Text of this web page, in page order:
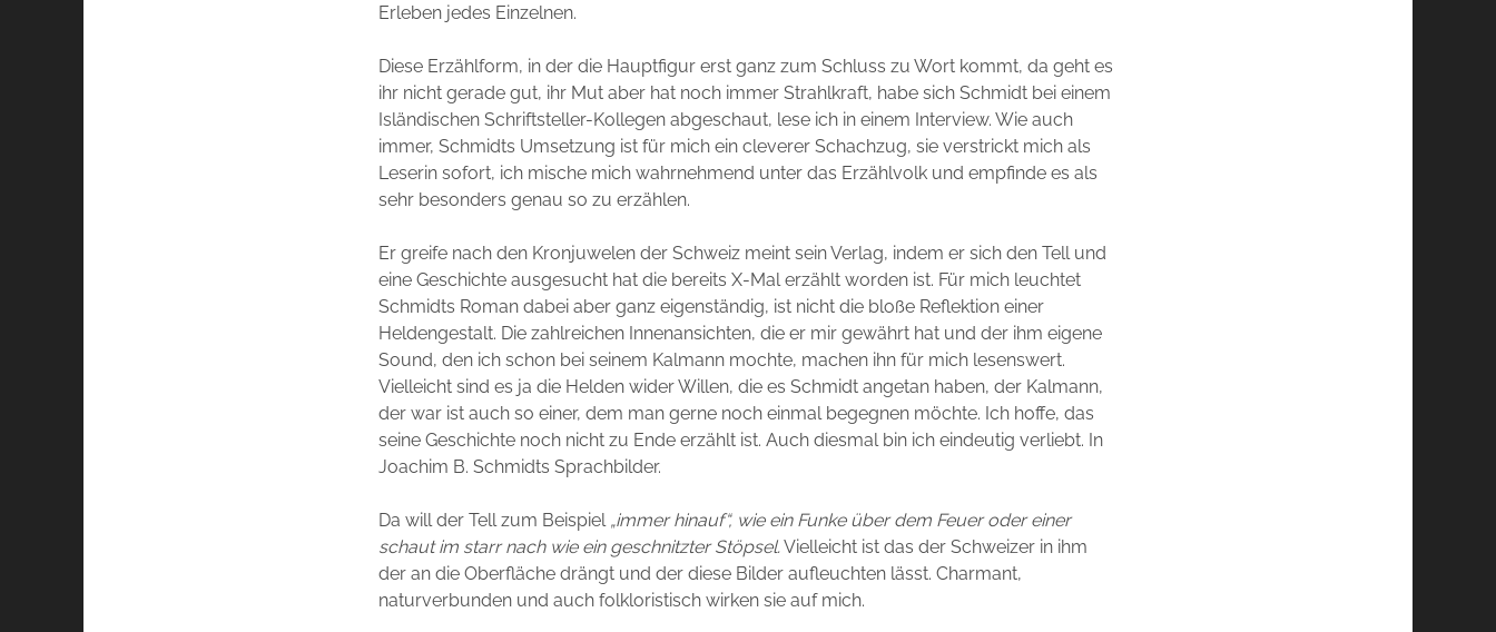
Erleben jedes Einzelnen.
Diese Erzählform, in der die Hauptfigur erst ganz zum Schluss zu Wort kommt, da geht es
ihr nicht gerade gut, ihr Mut aber hat noch immer Strahlkraft, habe sich Schmidt bei einem
Isländischen Schriftsteller-Kollegen abgeschaut, lese ich in einem Interview. Wie auch
immer, Schmidts Umsetzung ist für mich ein cleverer Schachzug, sie verstrickt mich als
Leserin sofort, ich mische mich wahrnehmend unter das Erzählvolk und empfinde es als
sehr besonders genau so zu erzählen.
Er greife nach den Kronjuwelen der Schweiz meint sein Verlag, indem er sich den Tell und
eine Geschichte ausgesucht hat die bereits X-Mal erzählt worden ist. Für mich leuchtet
Schmidts Roman dabei aber ganz eigenständig, ist nicht die bloße Reflektion einer
Heldengestalt. Die zahlreichen Innenansichten, die er mir gewährt hat und der ihm eigene
Sound, den ich schon bei seinem Kalmann mochte, machen ihn für mich lesenswert.
Vielleicht sind es ja die Helden wider Willen, die es Schmidt angetan haben, der Kalmann,
der war ist auch so einer, dem man gerne noch einmal begegnen möchte. Ich hoffe, das
seine Geschichte noch nicht zu Ende erzählt ist. Auch diesmal bin ich eindeutig verliebt. In
Joachim B. Schmidts Sprachbilder.
Da will der Tell zum Beispiel „immer hinauf“, wie ein Funke über dem Feuer oder einer
schaut im starr nach wie ein geschnitzter Stöpsel.Vielleicht ist das der Schweizer in ihm
der an die Oberfläche drängt und der diese Bilder aufleuchten lässt. Charmant,
naturverbunden und auch folkloristisch wirken sie auf mich.